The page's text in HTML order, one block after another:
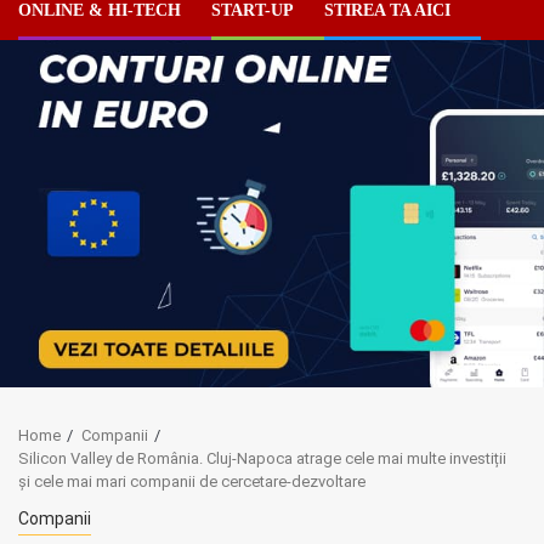
ONLINE & HI-TECH START-UP STIREA TA AICI
Home
Companii
Silicon Valley de România. Cluj-Napoca atrage cele mai multe investiții
și cele mai mari companii de cercetare-dezvoltare
Companii